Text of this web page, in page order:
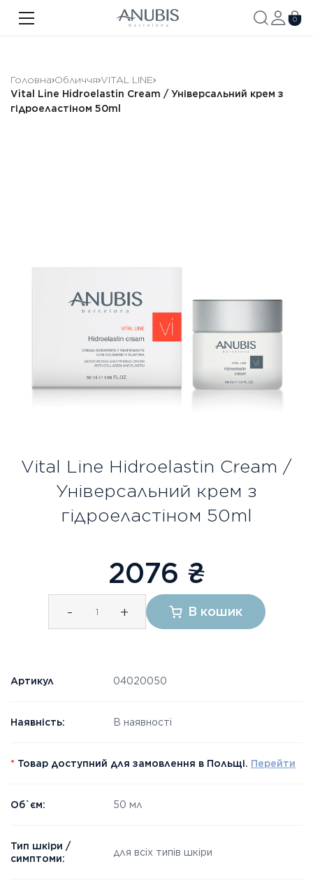
ОБЛИЧЧЯ
SPA
Безкоштовна консультація
Вхід/Реєстрація
0
Головна Обличчя VITAL LINE
Vital Line Hidroelastin Cream / Універсальний крем з
гідроеластіном 50ml
Vital Line Hidroelastin Cream /
Універсальний крем з
гідроеластіном 50ml
2076 ₴
- + В кошик
Артикул 04020050
Наявність: В наявності
* Товар доступний для замовлення в Польщі. Перейти
Об`єм: 50 мл
Тип шкіри /
симптоми:
для всіх типів шкіри